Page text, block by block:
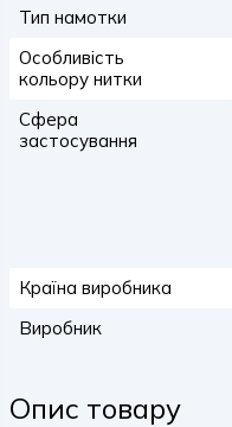
Тип намотки
Особливість
кольору нитки
Сфера
застосування
Країна виробника
Виробник
Опис товару